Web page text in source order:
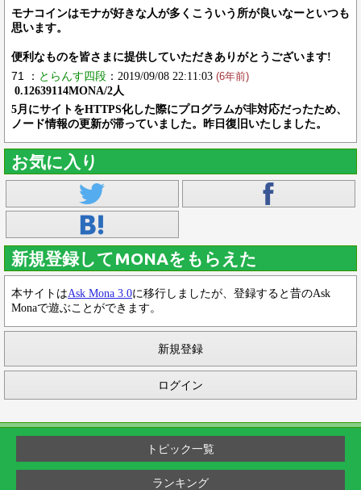
モナコインはモナが好きな人が多くこういう所が良いなーといつも
思います。
便利なものを皆さまに提供していただきありがとうございます!
71 ： とらんす四段 ：2019/09/08 22:11:03 (6年前)
0.12639114MONA/2人
5月にサイトをHTTPS化した際にプログラムが非対応だったため、
ノード情報の更新が滞っていました。昨日復旧いたしました。
お気に入り
新規登録してMONAをもらえた
本サイトはAsk Mona 3.0に移行しましたが、登録すると昔のAsk
Monaで遊ぶことができます。
新規登録
ログイン
トピック一覧
ランキング